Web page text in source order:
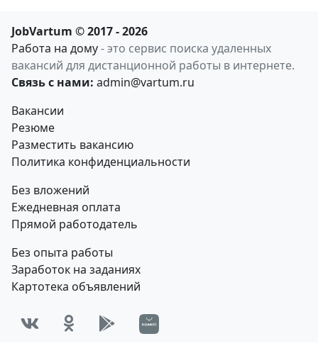
JobVartum © 2017 - 2026
Работа на дому- это сервис поиска удаленных
вакансий для дистанционной работы в интернете.
Связь с нами: admin@vartum.ru
Вакансии
Резюме
Разместить вакансию
Политика конфиденциальности
Без вложений
Ежедневная оплата
Прямой работодатель
Без опыта работы
Заработок на заданиях
Картотека объявлений